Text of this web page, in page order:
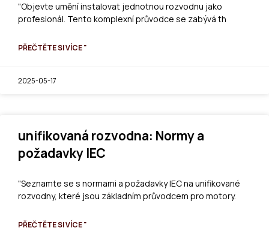
"Objevte umění instalovat jednotnou rozvodnu jako
profesionál. Tento komplexní průvodce se zabývá th
PŘEČTĚTE SI VÍCE "
2025-05-17
unifikovaná rozvodna: Normy a
požadavky IEC
"Seznamte se s normami a požadavky IEC na unifikované
rozvodny, které jsou základním průvodcem pro motory.
PŘEČTĚTE SI VÍCE "